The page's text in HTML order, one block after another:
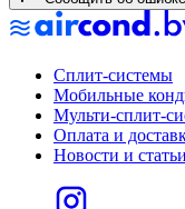
Сплит-системы
Мобильные
Мульти-сплит-
Оплата и
Новости и статьи